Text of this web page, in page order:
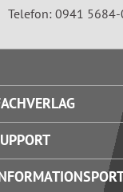
Telefon: 0941 5684-